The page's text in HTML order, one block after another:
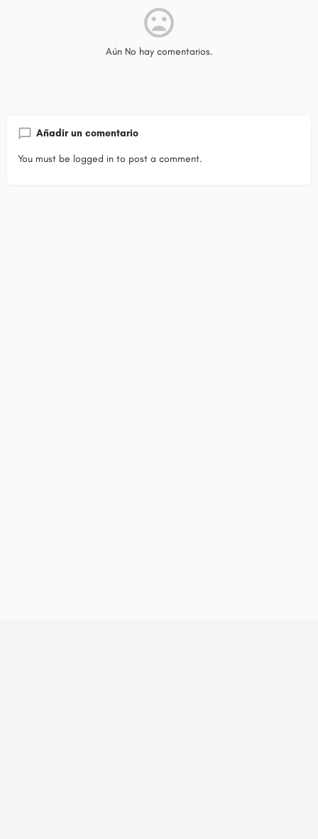
Aún No hay comentarios.
Añadir un comentario
You must be logged in to post a comment.